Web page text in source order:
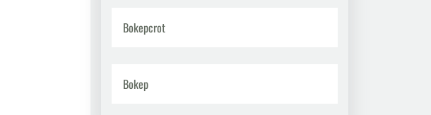
Bokepcrot
Bokep